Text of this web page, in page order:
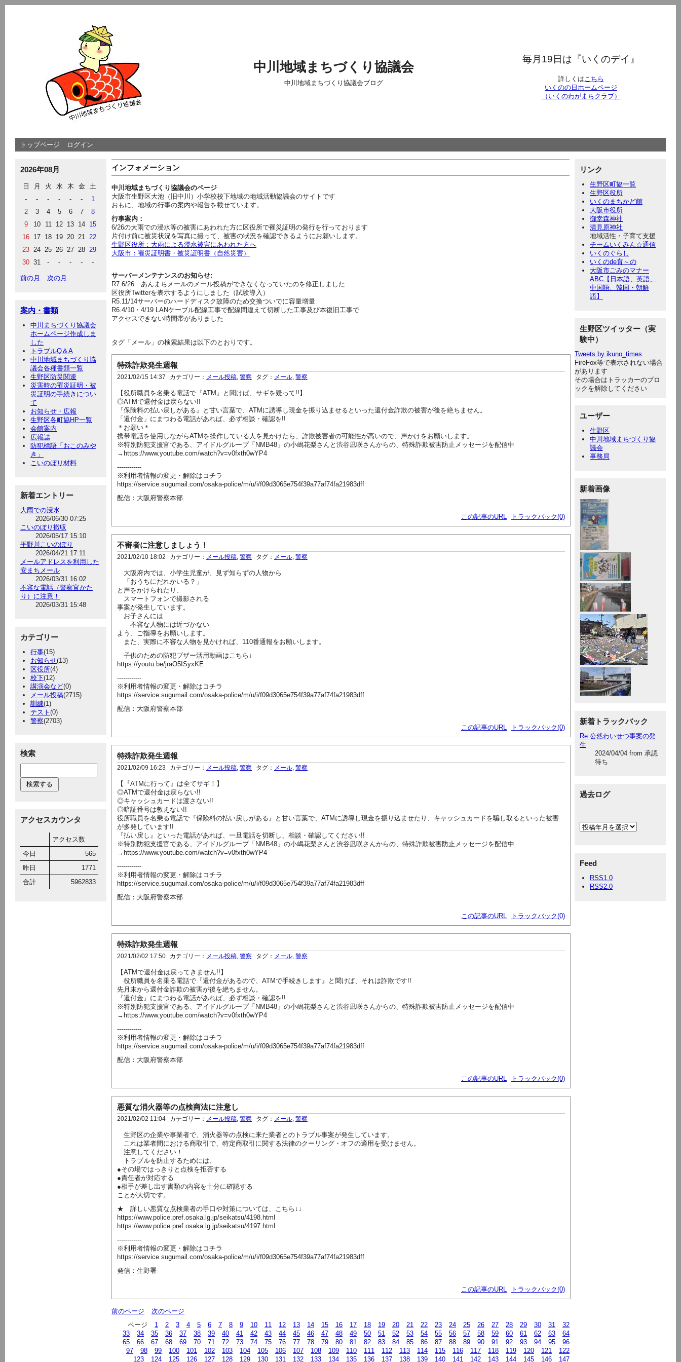
中川地域まちづくり協議会
中川地域まちづくり協議会ブログ
毎月19日は『いくのデイ』
詳しくはこちら
いくのの日ホームページ
（いくのわがまちクラブ）
トップページ ログイン
2026年08月
日 月 火 水 木 金
土
-
- - - - -
1
2
3 4 5 6 7
8
9
10 11 12 13 14 15
16 17 18 19 20 21 22
23 24 25 26 27 28 29
30 31 - - - - -
前の月 次の月
案内・書類
中川まちづくり協議会
ホームページ作成しま
した
トラブルQ＆A
中川地域まちづくり協
議会各種書類一覧
生野区防災関連
災害時の罹災証明・被
災証明の手続きについ
て
お知らせ・広報
生野区各町協HP一覧
会館案内
広報誌
防犯標語「おこのみや
き」
こいのぼり材料
新着エントリー
大雨での浸水
2026/06/30 07:25
こいのぼり撤収
2026/05/17 15:10
平野川こいのぼり
2026/04/21 17:11
メールアドレスを利用した
安まちメール
2026/03/31 16:02
不審な電話（警察官かた
り）に注意！
2026/03/31 15:48
カテゴリー
行事(15)
お知らせ(13)
区役所(4)
校下(12)
講演会など(0)
メール投稿(2715)
訓練(1)
テスト (0)
警察(2703)
検索
アクセスカウンタ
アクセス数
今日
565
昨日
1771
合計
5962833
リンク
生野区町協一覧
生野区役所
いくのまちかど館
大阪市役所
御幸森神社
清見原神社
地域活性・子育て支援
チームいくみん☆通信
いくのぐらし
いくのde育～の
大阪市ごみのマナー
ABC【日本語、英語、
中国語、韓国・朝鮮
語】
生野区ツイッター（実
験中）
Tweets by ikuno_times
FireFox等で表示されない場合
があります
その場合はトラッカーのブロ
ックを解除してください
ユーザー
生野区
中川地域まちづくり協
議会
事務局
新着画像
新着トラックバック
Re:公然わいせつ事案の発
生
2024/04/04 from 承認
待ち
過去ログ
Feed
RSS1.0
RSS2.0
インフォメーション
中川地域まちづくり協議会のページ
大阪市生野区大池（旧中川）小学校校下地域の地域活動協議会のサイトです
おもに、地域の行事の案内や報告を載せています。
行事案内：
6/26の大雨での浸水等の被害にあわれた方に区役所で罹災証明の発行を行っております
片付け前に被災状況を写真に撮って、被害の状況を確認できるようにお願いします。
生野区役所：大雨による浸水被害にあわれた方へ
大阪市：罹災証明書・被災証明書（自然災害）
サーバーメンテナンスのお知らせ:
R7.6/26
あんまちメールのメール投稿ができなくなっていたのを修正しました
区役所Twitterを表示するようにしました（試験導入）
R5.11/14サーバーのハードディスク故障のため交換ついでに容量増量
R6.4/10・4/19 LANケーブル配線工事で配線間違えて切断した工事及び本復旧工事で
アクセスできない時間帯がありました
タグ「メール」の検索結果は以下のとおりです。
特殊詐欺発生週報
2021/02/15 14:37 カテゴリー： メール投稿 警察 タグ： メール 警察
【役所職員を名乗る電話で『ATM』と聞けば、サギを疑って!!】
◎ATMで還付金は戻らない!!
『保険料の払い戻しがある』と甘い言葉で、ATMに誘導し現金を振り込ませるといった還付金詐欺の被害が後を絶ちません。
「還付金」にまつわる電話があれば、必ず相談・確認を!!
＊お願い＊
携帯電話を使用しながらATMを操作している人を見かけたら、詐欺被害者の可能性が高いので、声かけをお願いします。
※特別防犯支援官である、アイドルグループ「NMB48」の小嶋花梨さんと渋谷凪咲さんからの、特殊詐欺被害防止メッセージを配信中
→https://www.youtube.com/watch?v=v0fxth0wYP4
------------
※利用者情報の変更・解除はコチラ
https://service.sugumail.com/osaka-police/m/u/i/f09d3065e754f39a77af74fa21983dff
配信：大阪府警察本部
この記事のURL トラックバック(0)
不審者に注意しましょう！
2021/02/10 18:02 カテゴリー： メール投稿 警察 タグ： メール 警察
大阪府内では、小学生児童が、見ず知らずの人物から
「おうちにだれかいる？」
と声をかけられたり、
スマートフォンで撮影される
事案が発生しています。
お子さんには
不審な人物には近づかない
よう、ご指導をお願いします。
また、実際に不審な人物を見かければ、110番通報をお願いします。
子供のための防犯ブザー活用動画はこちら↓
https://youtu.be/jraO5ISyxKE
------------
※利用者情報の変更・解除はコチラ
https://service.sugumail.com/osaka-police/m/u/i/f09d3065e754f39a77af74fa21983dff
配信：大阪府警察本部
この記事のURL トラックバック(0)
特殊詐欺発生週報
2021/02/09 16:23 カテゴリー： メール投稿 警察 タグ： メール 警察
【『ATMに行って』は全てサギ！】
◎ATMで還付金は戻らない!!
◎キャッシュカードは渡さない!!
◎暗証番号は教えない!!
役所職員を名乗る電話で『保険料の払い戻しがある』と甘い言葉で、ATMに誘導し現金を振り込ませたり、キャッシュカードを騙し取るといった被害
が多発しています!!
『払い戻し』といった電話があれば、一旦電話を切断し、相談・確認してください!!
※特別防犯支援官である、アイドルグループ「NMB48」の小嶋花梨さんと渋谷凪咲さんからの、特殊詐欺被害防止メッセージを配信中
→https://www.youtube.com/watch?v=v0fxth0wYP4
------------
※利用者情報の変更・解除はコチラ
https://service.sugumail.com/osaka-police/m/u/i/f09d3065e754f39a77af74fa21983dff
配信：大阪府警察本部
この記事のURL トラックバック(0)
特殊詐欺発生週報
2021/02/02 17:50 カテゴリー： メール投稿 警察 タグ： メール 警察
【ATMで還付金は戻ってきません!!】
役所職員を名乗る電話で『還付金があるので、ATMで手続きします』と聞けば、それは詐欺です!!
先月末から還付金詐欺の被害が後を絶ちません。
『還付金』にまつわる電話があれば、必ず相談・確認を!!
※特別防犯支援官である、アイドルグループ「NMB48」の小嶋花梨さんと渋谷凪咲さんからの、特殊詐欺被害防止メッセージを配信中
→https://www.youtube.com/watch?v=v0fxth0wYP4
------------
※利用者情報の変更・解除はコチラ
https://service.sugumail.com/osaka-police/m/u/i/f09d3065e754f39a77af74fa21983dff
配信：大阪府警察本部
この記事のURL トラックバック(0)
悪質な消火器等の点検商法に注意し
2021/02/02 11:04 カテゴリー： メール投稿 警察 タグ： メール 警察
生野区の企業や事業者で、消火器等の点検に来た業者とのトラブル事案が発生しています。
これは業者間における商取引で、特定商取引に関する法律のクーリング・オフの適用を受けません。
注意してください！
トラブルを防止するためには、
●その場ではっきりと点検を拒否する
●責任者が対応する
●相手が差し出す書類の内容を十分に確認する
ことが大切です。
★ 詳しい悪質な点検業者の手口や対策については、こちら↓↓
https://www.police.pref.osaka.lg.jp/seikatsu/4198.html
https://www.police.pref.osaka.lg.jp/seikatsu/4197.html
------------
※利用者情報の変更・解除はコチラ
https://service.sugumail.com/osaka-police/m/u/i/f09d3065e754f39a77af74fa21983dff
発信：生野署
この記事のURL トラックバック(0)
前のページ
次のページ
ページ
1 2 3 4 5 6 7 8 9 10 11 12 13 14 15 16 17 18 19 20 21 22 23 24 25 26 27 28 29 30 31
32
33
34 35 36 37 38 39 40 41 42 43 44 45 46 47 48 49 50 51 52 53 54 55 56 57 58 59 60 61 62 63
64
65
66 67 68 69 70 71 72 73 74 75 76 77 78 79 80 81 82 83 84 85 86 87 88 89 90 91 92 93 94 95
96
97
98 99 100 101 102 103 104 105 106 107 108 109 110 111 112 113 114 115 116 117 118 119 120 121
122
123
124 125 126 127 128 129 130 131 132 133 134 135 136 137 138 139 140 141 142 143 144 145 146 147